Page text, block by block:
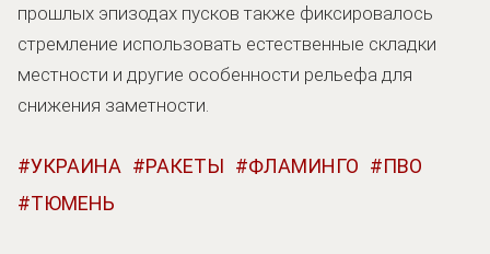
прошлых эпизодах пусков также фиксировалось
стремление использовать естественные складки
местности и другие особенности рельефа для
снижения заметности.
УКРАИНА РАКЕТЫ ФЛАМИНГО
ПВО
ТЮМЕНЬ